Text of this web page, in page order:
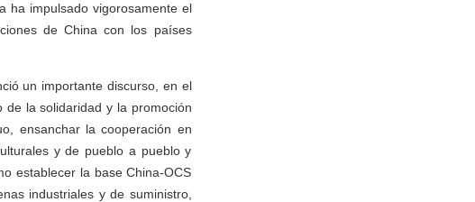
ha impulsado vigorosamente el
de China con los países
un importante discurso, en el
de la solidaridad y la promoción
ensanchar la cooperación en
y de pueblo a pueblo y
establecer la base China-OCS
industriales y de suministro,